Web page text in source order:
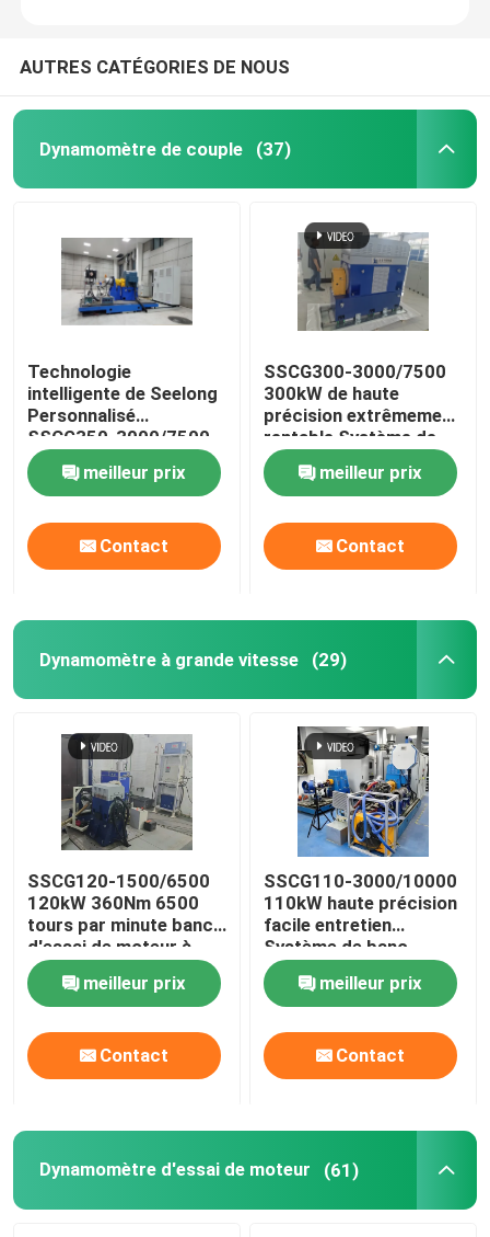
Dynamomètre d'essai de moteur
Dynamomètre à C.A.
Dispositif de mesure de consommation de carburant
Mètre de couple de Numérique
Banc d'essai de moteur
Module par acquisition de données portatif
reliez vite l'accouplement
Moteur électrique d'entraînement
Climatiseur de poussée
Machine de traitement de liquide réfrigérant
Dynamomètre hydraulique
AUTRES CATÉGORIES DE NOUS
Dynamomètre de couple (37)
Technologie
intelligente de Seelong
Personnalisé
SSCG350-3000/7500
Banque de test de
performance
dynométrique du
moteur de 350 kW
meilleur prix
Contact
SSCG300-3000/7500
300kW de haute
précision extrêmement
rentable Système de
banc d'essai
dynamomètre
électrique pour tester
les performances du
moteur EV
meilleur prix
Contact
Dynamomètre à grande vitesse (29)
SSCG120-1500/6500
120kW 360Nm 6500
tours par minute banc
d'essai de moteur à
essence refroidi à l'air
meilleur prix
Contact
SSCG110-3000/10000
110kW haute précision
facile entretien
Système de banc
d'essai de
dynamomètre
électrique pour tester
les performances du
moteur
meilleur prix
Contact
Dynamomètre d'essai de moteur (61)